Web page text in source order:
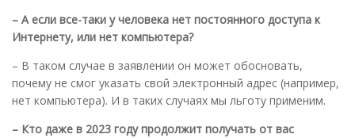
– А если все-таки у человека нет постоянного доступа к
Интернету, или нет компьютера?
– В таком случае в заявлении он может обосновать,
почему не смог указать свой электронный адрес (например,
нет компьютера). И в таких случаях мы льготу применим.
– Кто даже в 2023 году продолжит получать от вас